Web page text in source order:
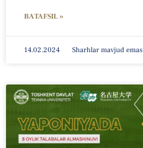
BATAFSIL »
14.02.2024 Sharhlar mavjud emas